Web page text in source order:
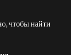
чтобы найти